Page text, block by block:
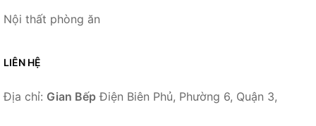
Nội thất phòng ăn
LIÊN HỆ
Địa chỉ: Gian Bếp Điện Biên Phủ, Phường 6, Quận 3,